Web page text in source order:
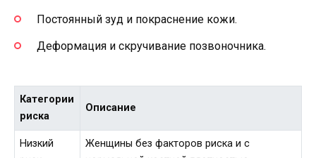
Постоянный зуд и покраснение кожи.
Деформация и скручивание позвоночника.
Категории
риска
Описание
Низкий
Женщины без факторов риска и с